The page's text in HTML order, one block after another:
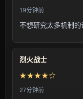
19分钟前
不想研究太多机制的
烈火战士
★★★★☆
27分钟前